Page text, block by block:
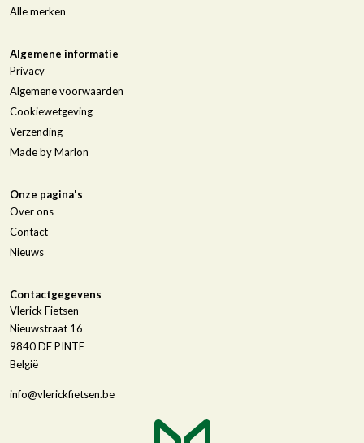
Alle merken
Algemene informatie
Privacy
Algemene voorwaarden
Cookiewetgeving
Verzending
Made by Marlon
Onze pagina's
Over ons
Contact
Nieuws
Contactgegevens
Vlerick Fietsen
Nieuwstraat 16
9840DE PINTE
België
info@vlerickfietsen.be